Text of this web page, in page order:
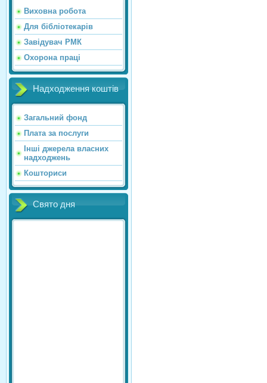
Виховна робота
Для бібліотекарів
Завідувач РМК
Охорона праці
Надходження коштів
Загальний фонд
Плата за послуги
Інші джерела власних
надходжень
Кошториси
Свято дня